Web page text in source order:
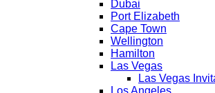
Dubai
Port Elizabeth
Cape Town
Wellington
Hamilton
Las Vegas
Las Vegas
Los Angeles